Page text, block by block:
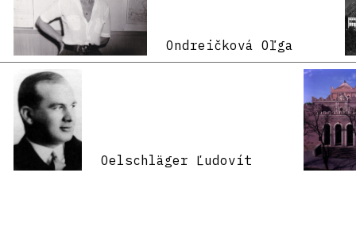
Ondreičková Oľga
Oelschläger Ľudovít